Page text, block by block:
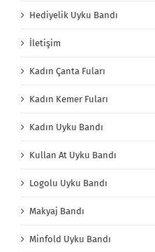
Hediyelik Uyku Bandı
İletişim
Kadın Çanta Fuları
Kadın Kemer Fuları
Kadın Uyku Bandı
Kullan At Uyku Bandı
Logolu Uyku Bandı
Makyaj Bandı
Minfold Uyku Bandı